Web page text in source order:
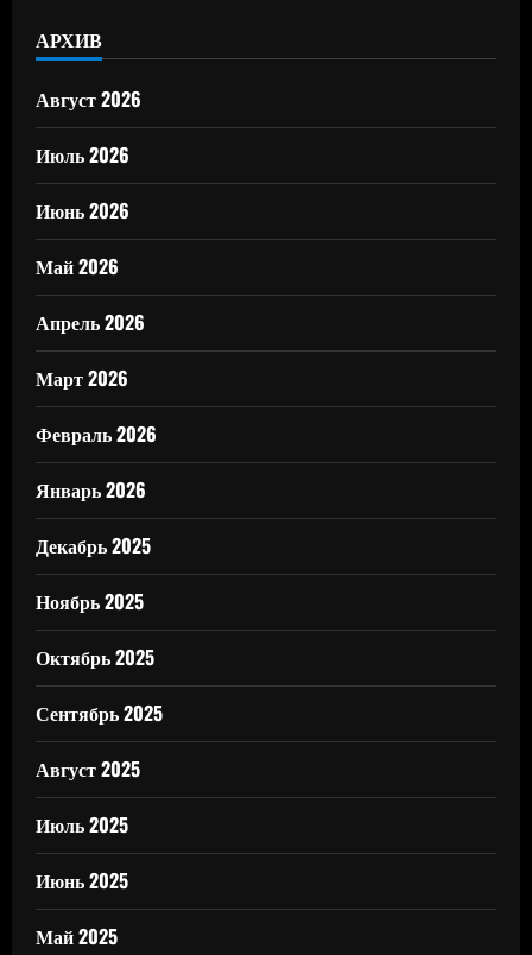
АРХИВ
Август 2026
Июль 2026
Июнь 2026
Май 2026
Апрель 2026
Март 2026
Февраль 2026
Январь 2026
Декабрь 2025
Ноябрь 2025
Октябрь 2025
Сентябрь 2025
Август 2025
Июль 2025
Июнь 2025
Май 2025